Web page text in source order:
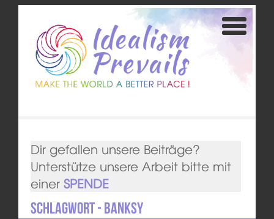
Dir gefallen unsere Beiträge?
Unterstütze unsere Arbeit bitte mit
einer SPENDE
Schlagwort - Banksy